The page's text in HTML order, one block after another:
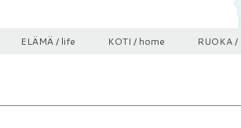
ELÄMÄ / life KOTI / home RUOKA